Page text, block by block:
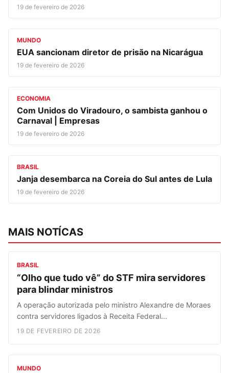
19 de fevereiro de 2026
MUNDO
EUA sancionam diretor de prisão na Nicarágua
19 de fevereiro de 2026
ECONOMIA
Com Unidos do Viradouro, o sambista ganhou o
Carnaval | Empresas
19 de fevereiro de 2026
BRASIL
Janja desembarca na Coreia do Sul antes de Lula
19 de fevereiro de 2026
MAIS NOTÍCAS
BRASIL
“Olho que tudo vê” do STF mira servidores
para blindar ministros
A operação autorizada pelo ministro Alexandre de Moraes
contra servidores ligados à Receita Federal...
19 DE FEVEREIRO DE 2026
MUNDO